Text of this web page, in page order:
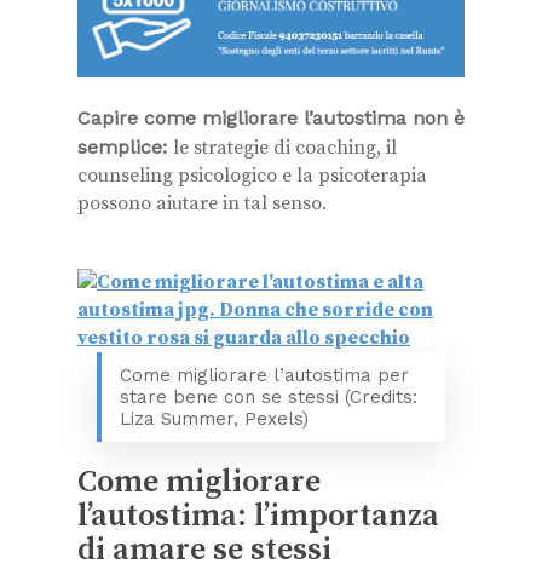
Capire come migliorare l’autostima non è
semplice: le strategie di coaching, il
counseling psicologico e la psicoterapia
possono aiutare in tal senso.
Come migliorare l’autostima per
stare bene con se stessi (Credits:
Liza Summer, Pexels)
Come migliorare
l’autostima: l’importanza
di amare se stessi